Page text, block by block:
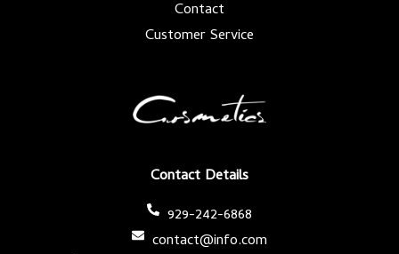
Contact Details
929-242-6868
contact@info.com
Contact
Customer Service